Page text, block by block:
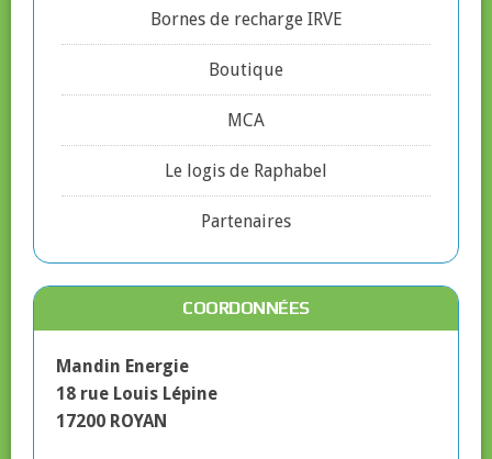
Bornes de recharge IRVE
Boutique
MCA
Le logis de Raphabel
Partenaires
COORDONNÉES
Mandin Energie
18 rue Louis Lépine
17200 ROYAN